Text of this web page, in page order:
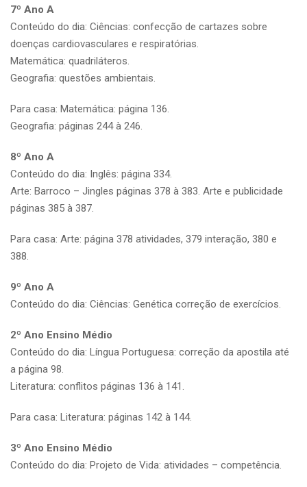
7º Ano A
Conteúdo do dia: Ciências: confecção de cartazes sobre
doenças cardiovasculares e respiratórias.
Matemática: quadriláteros.
Geografia: questões ambientais.
Para casa: Matemática: página 136.
Geografia: páginas 244 à 246.
8º Ano A
Conteúdo do dia: Inglês: página 334.
Arte: Barroco – Jingles páginas 378 à 383. Arte e publicidade
páginas 385 à 387.
Para casa: Arte: página 378 atividades, 379 interação, 380 e
388.
9º Ano A
Conteúdo do dia: Ciências: Genética correção de exercícios.
2º Ano Ensino Médio
Conteúdo do dia: Língua Portuguesa: correção da apostila até
a página 98.
Literatura: conflitos páginas 136 à 141.
Para casa: Literatura: páginas 142 à 144.
3º Ano Ensino Médio
Conteúdo do dia: Projeto de Vida: atividades – competência.